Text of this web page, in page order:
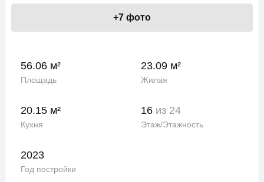
+7 фото
56.06 м²
Площадь
23.09 м²
Жилая
20.15 м²
Кухня
16 из 24
Этаж/Этажность
2023
Год постройки